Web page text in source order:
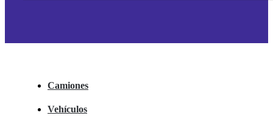
Camiones
Vehículos